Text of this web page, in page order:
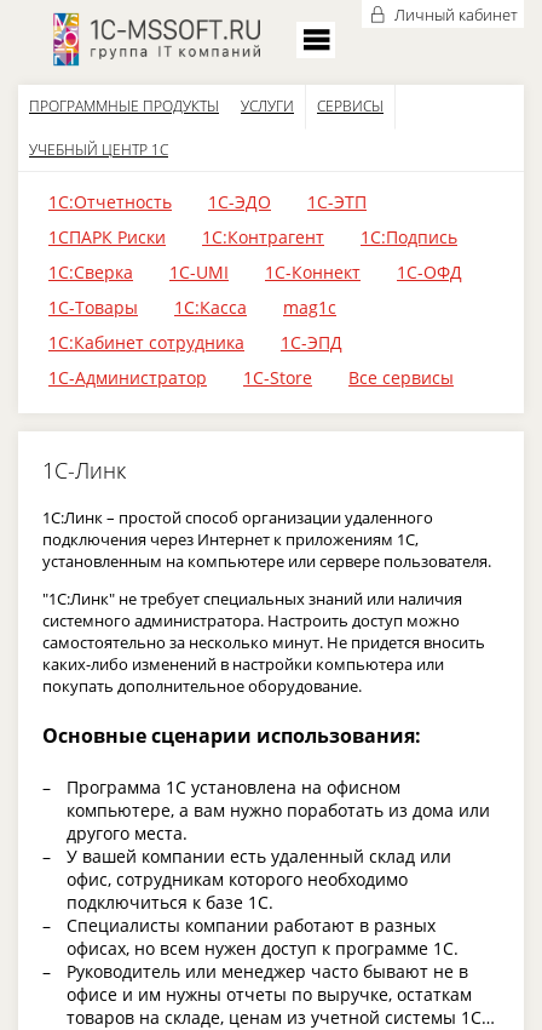
Личный кабинет
ПРОГРАММНЫЕ ПРОДУКТЫ УСЛУГИ СЕРВИСЫ
УЧЕБНЫЙ ЦЕНТР 1С
1С:Отчетность 1С-ЭДО
1С-ЭТП
1СПАРК Риски
1С:Контрагент
1С:Подпись
1С:Сверка
1С-UMI 1С-Коннект
1С-ОФД
1С-Товары
1С:Касса
mag1c
1С:Кабинет сотрудника
1С-ЭПД
1С-Администратор
1С-Store Все сервисы
1С-Линк
1С:Линк – простой способ организации удаленного
подключения через Интернет к приложениям 1С,
установленным на компьютере или сервере пользователя.
"1С:Линк" не требует специальных знаний или наличия
системного администратора. Настроить доступ можно
самостоятельно за несколько минут. Не придется вносить
каких-либо изменений в настройки компьютера или
покупать дополнительное оборудование.
Основные сценарии использования:
Программа 1С установлена на офисном
компьютере, а вам нужно поработать из дома или
другого места.
У вашей компании есть удаленный склад или
офис, сотрудникам которого необходимо
подключиться к базе 1С.
Специалисты компании работают в разных
офисах, но всем нужен доступ к программе 1С.
Руководитель или менеджер часто бывают не в
офисе и им нужны отчеты по выручке, остаткам
товаров на складе, ценам из учетной системы 1С…